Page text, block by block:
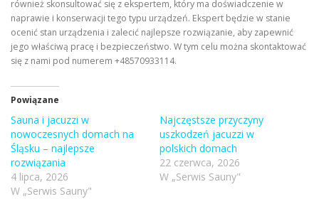
również skonsultować się z ekspertem, który ma doświadczenie w
naprawie i konserwacji tego typu urządzeń. Ekspert będzie w stanie
ocenić stan urządzenia i zalecić najlepsze rozwiązanie, aby zapewnić
jego właściwą pracę i bezpieczeństwo. W tym celu można skontaktować
się z nami pod numerem +48570933114.
Powiązane
Sauna i jacuzzi w
nowoczesnych domach na
Śląsku – najlepsze
rozwiązania
4 lipca, 2026
W „Serwis Sauny"
Najczęstsze przyczyny
uszkodzeń jacuzzi w
polskich domach
22 czerwca, 2026
W „Serwis Sauny"